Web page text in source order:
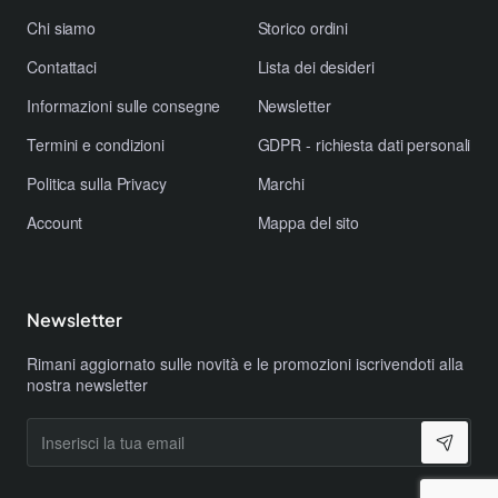
esigenze grazie all'app dedicata.
Connettività:
Resta sempre connesso e monitora le
Sicurezza:Il sistema frenante a disco e i pneumatici
solidi garantiscono una guida sicura.
Comfort:
Il design ergonomico e le sospensioni
anteriori assicurano una guida confortevole.
Sostenibilità:
Riduci l'impatto ambientale scegliendo
Pendolari urbani:Perfetto per gli spostamenti casa-
lavoro, evitando il traffico e i parcheggi.
Tutte le persone che cercano un mezzo di trasporto
alternativo:Perfetto per fare commissioni,
Chi siamo
Contattaci
Informazioni sulle consegne
Termini e condizioni
Politica sulla Privacy
Account
Storico ordini
Lista dei desideri
Newsletter
GDPR - richiesta dati personali
Marchi
Mappa del sito
Newsletter
Rimani aggiornato sulle novità e le promozioni iscrivendoti alla
nostra newsletter
tua